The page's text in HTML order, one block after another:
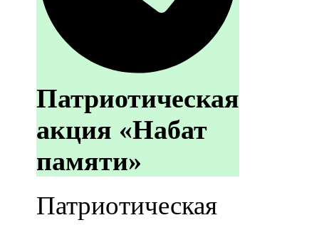
Патриотическая
акция «Набат
памяти»
Патриотическая